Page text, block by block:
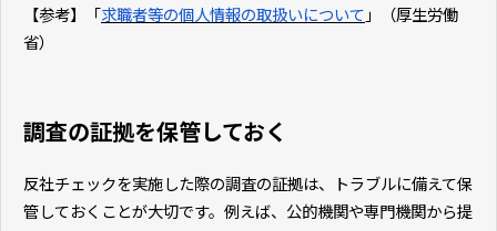
【参考】「求職者等の個人情報の取扱いについて 」（厚生労働
省）
調査の証拠を保管しておく
反社チェックを実施した際の調査の証拠は、トラブルに備えて保
管しておくことが大切です。例えば、公的機関や専門機関から提